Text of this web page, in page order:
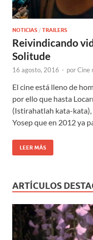
NOTICIAS / TRAILERS
Reivindicando
Solitude
16 agosto, 2016 - porCine
El cine está lleno de
por ello que hasta
(Istirahatlah kata-kata),
Yosep que en 2012 ya
LEER MÁS
ARTÍCULOS